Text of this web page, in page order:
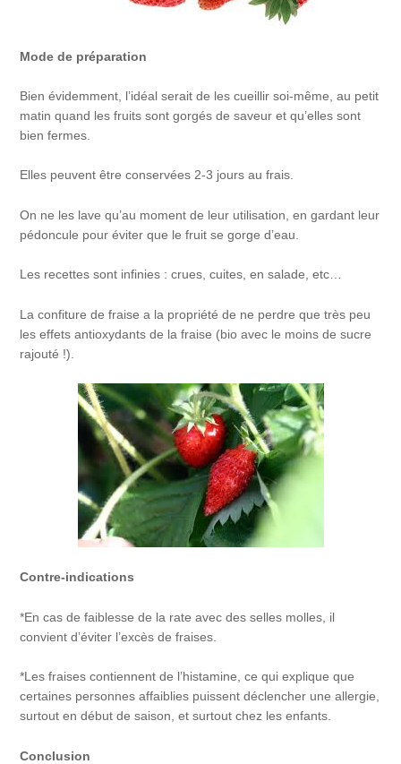
Mode de préparation
Bien évidemment, l’idéal serait de les cueillir soi-même, au petit
matin quand les fruits sont gorgés de saveur et qu’elles sont
bien fermes.
Elles peuvent être conservées 2-3 jours au frais.
On ne les lave qu’au moment de leur utilisation, en gardant leur
pédoncule pour éviter que le fruit se gorge d’eau.
Les recettes sont infinies : crues, cuites, en salade, etc…
La confiture de fraise a la propriété de ne perdre que très peu
les effets antioxydants de la fraise (bio avec le moins de sucre
rajouté !).
Contre-indications
*En cas de faiblesse de la rate avec des selles molles, il
convient d’éviter l’excès de fraises.
*Les fraises contiennent de l’histamine, ce qui explique que
certaines personnes affaiblies puissent déclencher une allergie,
surtout en début de saison, et surtout chez les enfants.
Conclusion